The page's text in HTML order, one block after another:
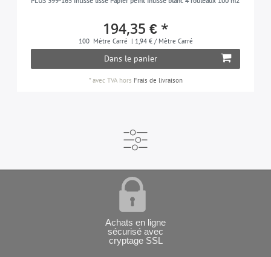
194,35 € *
100 Mètre Carré | 1,94 € / Mètre Carré
Dans le panier
*avec TVAhors Frais de livraison
Achats en ligne
sécurisé avec
cryptage SSL